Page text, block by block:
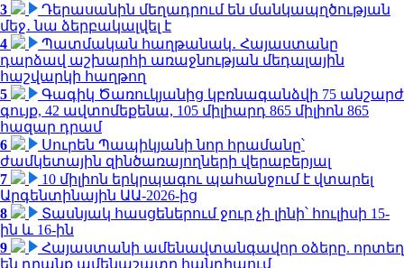
3
Դերասանին մեղադրում են մանկապղծության
մեջ․ նա ձերբակալվել է
4
Պատմական հաղթանակ․ Հայաստանը
դարձավ աշխարհի առաջնության մեդալային
հաշվարկի հաղթող
5
Գագիկ Ծառուկյանից կբռնագանձվի 75 անշարժ
գույք, 42 ավտոմեքենա, 105 միլիարդ 865 միլիոն 865
հազար դրամ
6
Սուրեն Պապիկյանի նոր հրամանը՝
ժամկետային զինծառայողների վերաբերյալ
7
10 միլիոն երկրպագու պահանջում է վտարել
Արգենտինային ԱԱ-2026-ից
8
Տասնյակ հասցեներում ջուր չի լինի՝ հուլիսի 15-
ին և 16-ին
9
Հայաստանի ամենավտանգավոր օձերը. որտեղ
են դրանք ամենաշատը հանդիպում